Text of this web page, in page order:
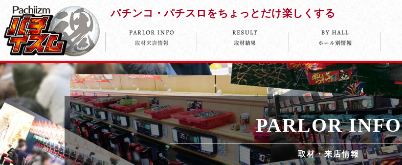
パチンコ・パチスロをちょっとだけ楽しくする
PARLOR INFO
取材・来店情報